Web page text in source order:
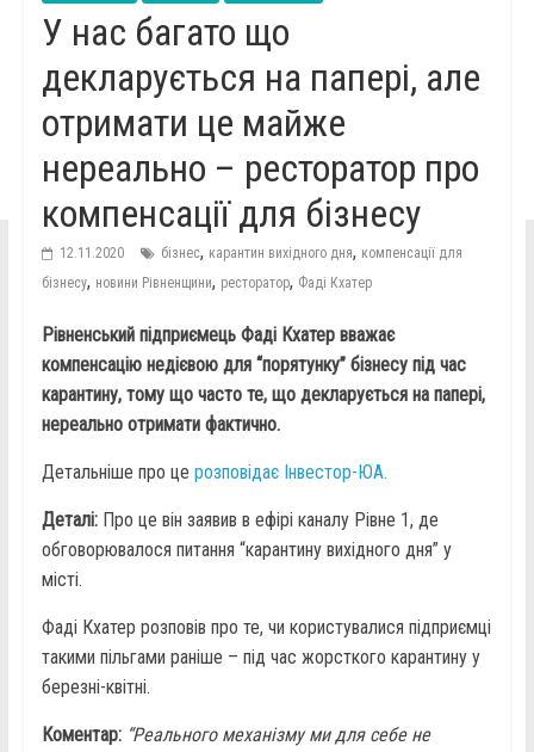
У нас багато що
декларується на папері, але
отримати це майже
нереально – ресторатор про
компенсації для бізнесу
12.11.2020 бізнес, карантин вихідного дня, компенсації для
бізнесу, новини Рівненщини, ресторатор, Фаді Кхатер
Рівненський підприємець Фаді Кхатер вважає
компенсацію недієвою для “порятунку” бізнесу під час
карантину, тому що часто те, що декларується на папері,
нереально отримати фактично.
Детальніше про це розповідає Інвестор-ЮА.
Деталі: Про це він заявив в ефірі каналу Рівне 1, де
обговорювалося питання “карантину вихідного дня” у
місті.
Фаді Кхатер розповів про те, чи користувалися підприємці
такими пільгами раніше – під час жорсткого карантину у
березні-квітні.
Коментар: “Реального механізму ми для себе не